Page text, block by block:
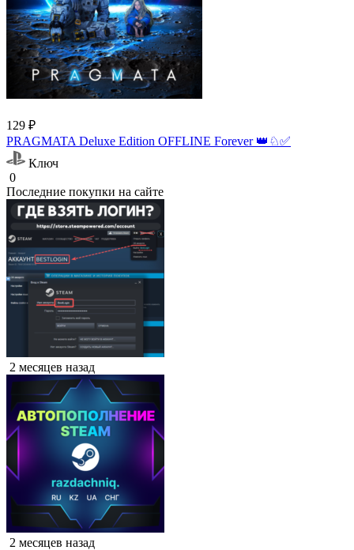
129 ₽
PRAGMATA Deluxe Edition OFFLINE Forever 👑♘✅
Ключ
0
Последние покупки на сайте
2 месяцев назад
2 месяцев назад